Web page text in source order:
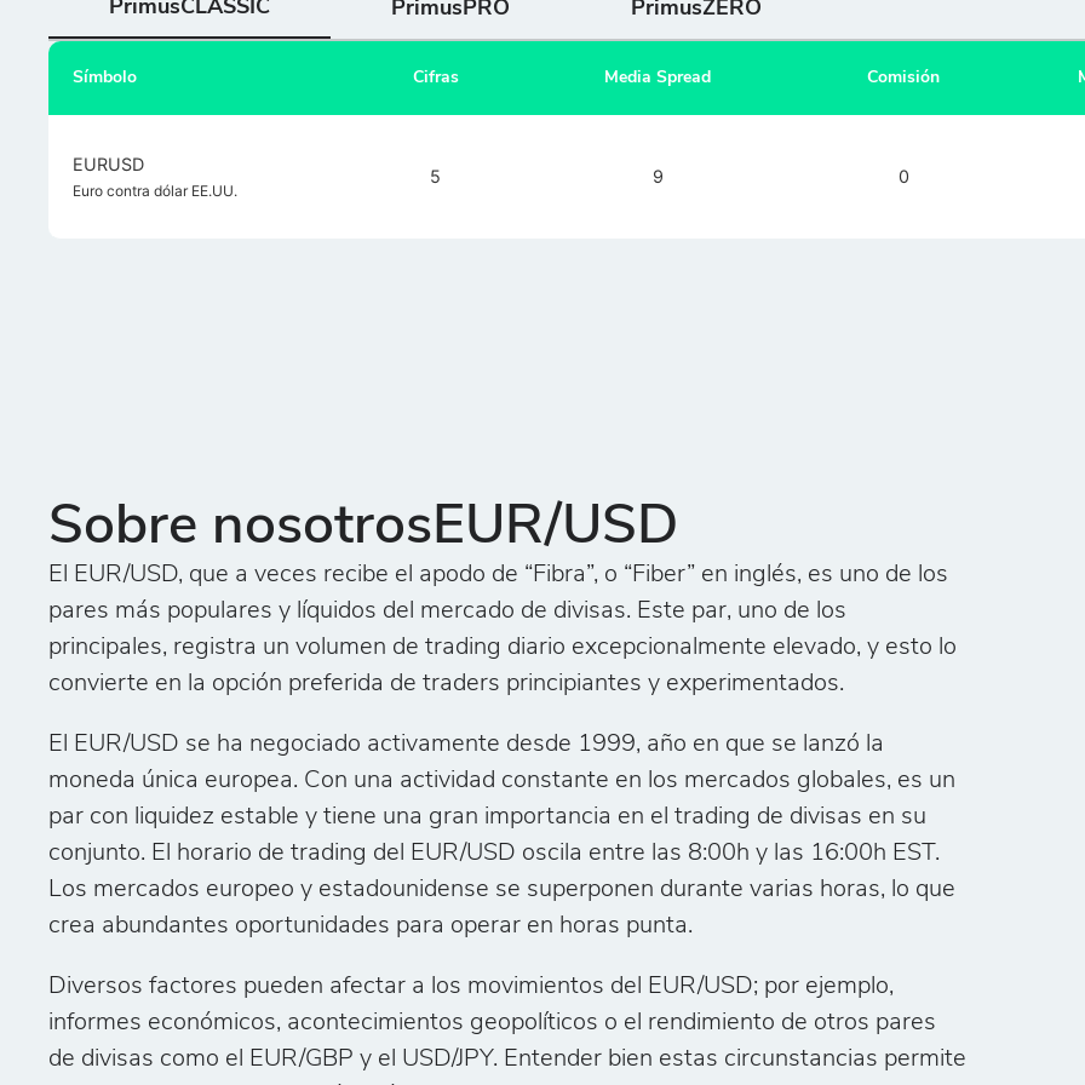
PrimusCLASSIC PrimusPRO PrimusZERO
Símbolo Cifras Media Spread Comisión
EURUSD
Euro contra dólar EE.UU.
5 9 0
Sobre nosotrosEUR/USD
El EUR/USD, que a veces recibe el apodo de “Fibra”, o “Fiber” en inglés, es uno de los
pares más populares y líquidos del mercado de divisas. Este par, uno de los
principales, registra un volumen de trading diario excepcionalmente elevado, y esto lo
convierte en la opción preferida de traders principiantes y experimentados.
El EUR/USD se ha negociado activamente desde 1999, año en que se lanzó la
moneda única europea. Con una actividad constante en los mercados globales, es un
par con liquidez estable y tiene una gran importancia en el trading de divisas en su
conjunto. El horario de trading del EUR/USD oscila entre las 8:00h y las 16:00h EST.
Los mercados europeo y estadounidense se superponen durante varias horas, lo que
crea abundantes oportunidades para operar en horas punta.
Diversos factores pueden afectar a los movimientos del EUR/USD; por ejemplo,
informes económicos, acontecimientos geopolíticos o el rendimiento de otros pares
de divisas como el EUR/GBP y el USD/JPY. Entender bien estas circunstancias permite